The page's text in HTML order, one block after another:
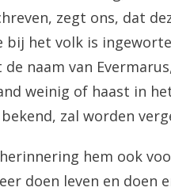
zegt ons, dat
bij het volk is
naam van
weinig of haast in
zal worden
hem ook
doen leven en doen